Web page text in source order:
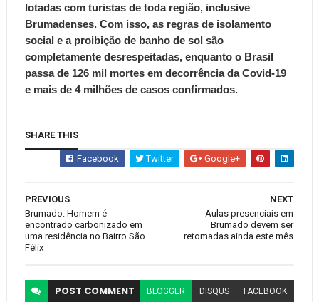
lotadas com turistas de toda região, inclusive
Brumadenses. Com isso, as regras de isolamento
social e a proibição de banho de sol são
completamente desrespeitadas, enquanto o Brasil
passa de 126 mil mortes em decorrência da Covid-19
e mais de 4 milhões de casos confirmados.
SHARE THIS
Facebook Twitter Google+
NEXT
Aulas presenciais em
Brumado devem ser
retomadas ainda este mês
PREVIOUS
Brumado: Homem é
encontrado carbonizado em
uma residência no Bairro São
Félix
POST COMMENT BLOGGER DISQUS FACEBOOK